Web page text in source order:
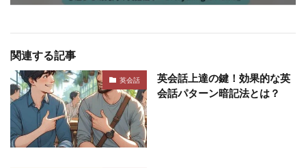
関連する記事
英会話
英会話上達の鍵！効果的な英
会話パターン暗記法とは？